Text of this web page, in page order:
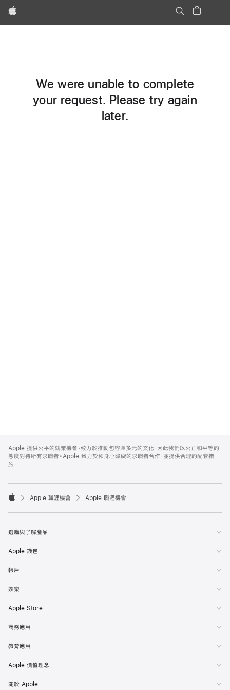
Apple
We were unable to complete
your request. Please try again
later.
Footer
Apple 提供公平的就業機會，致力於推動包容與多元的文化，因此我們以公正和平等的
態度對待所有求職者。Apple 致力於和身心障礙的求職者合作，並提供合理的配套措
施。

Apple 職涯機會 Apple 職涯機會
選購與了解產品
Apple 錢包
帳戶
娛樂
Apple Store
商務應用
教育應用
Apple 價值理念
關於 Apple